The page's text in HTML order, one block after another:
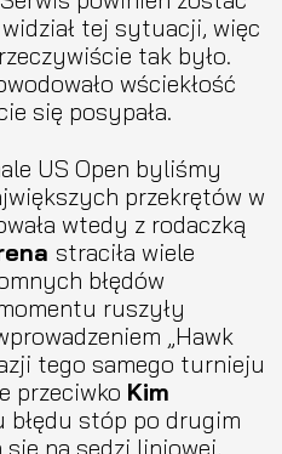
tej sytuacji, więc
tak było.
wściekłość
się posypała.
US Open byliśmy
przekrętów w
wtedy z rodaczką
straciła wiele
błędów
ruszyły
„Hawk
tego samego turnieju
przeciwko Kim
błędu stóp po drugim
się na sędzi liniowej,